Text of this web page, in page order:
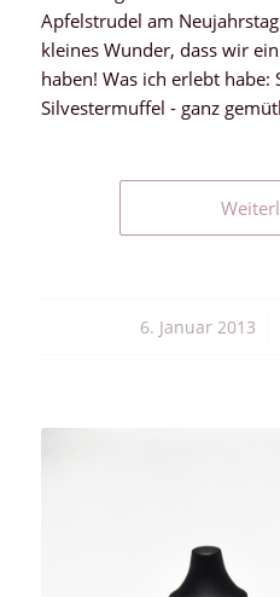
Apfelstrudel am
kleines Wunder, dass wir
haben! Was ich erlebt habe:
Silvestermuffel - ganz
6. Januar 2013
/